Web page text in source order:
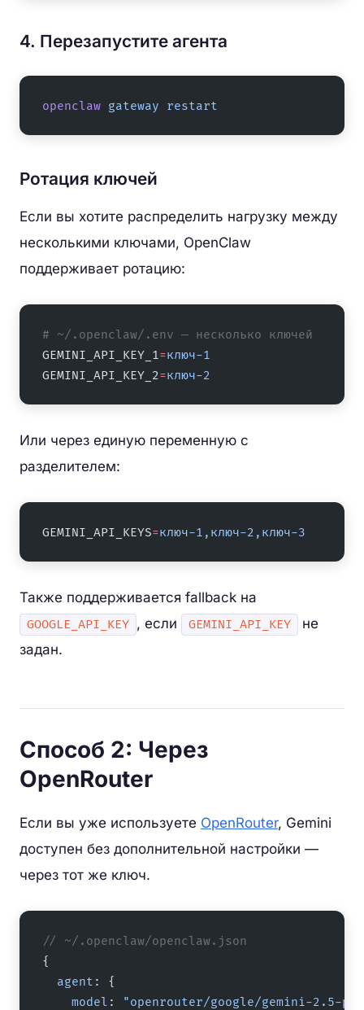
4. Перезапустите агента
openclaw gateway restart
Ротация ключей
Если вы хотите распределить нагрузку между
несколькими ключами, OpenClaw
поддерживает ротацию:
# ~/.openclaw/.env — несколько ключей
GEMINI_API_KEY_1=ключ-1
GEMINI_API_KEY_2=ключ-2
Или через единую переменную с
разделителем:
GEMINI_API_KEYS=ключ-1,ключ-2,ключ-3
Также поддерживается fallback на
GOOGLE_API_KEY , если GEMINI_API_KEY
не
задан.
Способ 2: Через
OpenRouter
Если вы уже используете OpenRouter, Gemini
доступен без дополнительной настройки —
через тот же ключ.
// ~/.openclaw/openclaw.json
{
  agent
: {
    model
:
"openrouter/google/gemini-2.5-